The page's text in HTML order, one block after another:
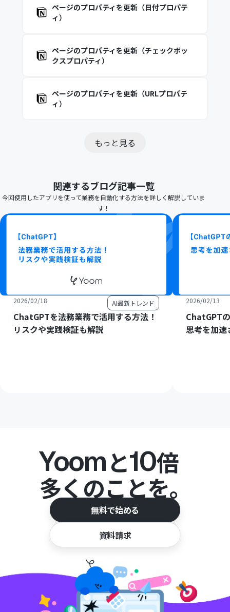
ページのプロパティを更新（日付プロパテ
ィ）
ページのプロパティを更新（チェックボッ
クスプロパティ）
ページのプロパティを更新（URLプロパテ
ィ）
もっと見る
関連するブログ記事一覧
今回使用したアプリを使って業務を自動化する方法を詳しく解説していま
す！
2026/02/18 AI最新トレンド
ChatGPTを法務業務で活用する方法！
リスクや実践検証も解説
2026/02/13
ChatGPT
思考を加速
Yoomと10倍
多くのことを。
無料で始める
資料請求